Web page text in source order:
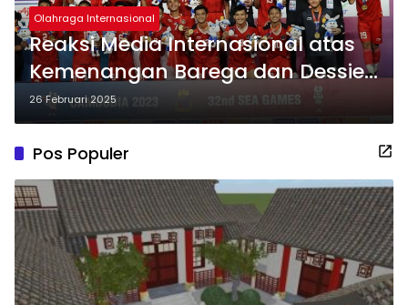
Olahraga Internasional
Reaksi Media Internasional atas
Kemenangan Barega dan Dessie
di Seville
26 Februari 2025
Pos Populer